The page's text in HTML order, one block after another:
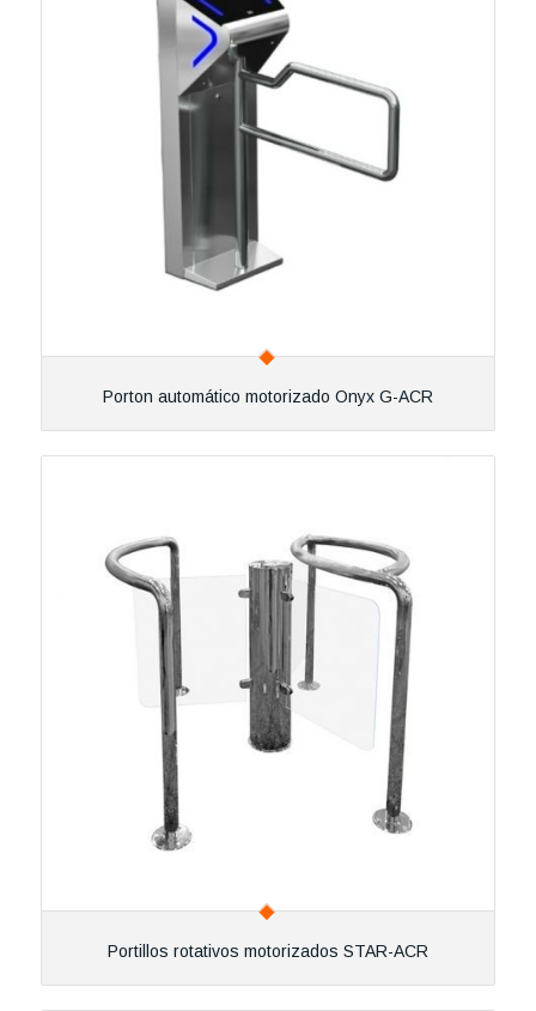
Porton automático motorizado Onyx G-ACR
Portillos rotativos motorizados STAR-ACR